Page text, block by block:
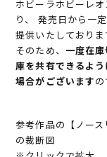
ホビーラホビーレ
り、 発売日から一
提供いたしておりま
そのため、 一度在
庫を共有できるよ
場合がございます
参考作品の【ノー
の裁断図